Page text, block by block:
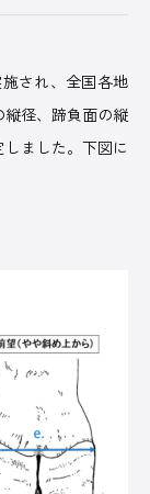
され、全国各地
縦径、蹄負面の縦
ました。下図に